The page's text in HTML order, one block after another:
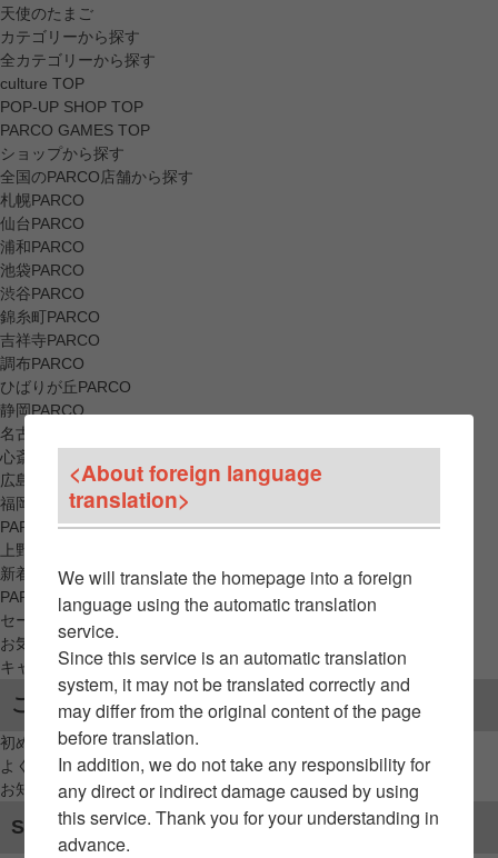
天使のたまご
カテゴリーから探す
全カテゴリーから探す
culture TOP
POP-UP SHOP TOP
PARCO GAMES TOP
ショップから探す
全国のPARCO店舗から探す
札幌PARCO
仙台PARCO
浦和PARCO
池袋PARCO
渋谷PARCO
錦糸町PARCO
吉祥寺PARCO
調布PARCO
ひばりが丘PARCO
静岡PARCO
名古屋PARCO
心斎橋PARCO
広島PARCO
福岡PARCO
PARCO_ya
上野
新着アイテムから探す
PARCO限定アイテムから探す
セールアイテムから探す
お気に入りから探す
キャンペーン/クーポン対象から探す
ご利用案内
初めてのお客様へ
よくあるご質問 / お問い合わせ
お知らせ
SNSアカウント
<About foreign language
translation>
We will translate the homepage into a foreign
language using the automatic translation
service.
Since this service is an automatic translation
system, it may not be translated correctly and
may differ from the original content of the page
before translation.
In addition, we do not take any responsibility for
any direct or indirect damage caused by using
this service. Thank you for your understanding in
advance.